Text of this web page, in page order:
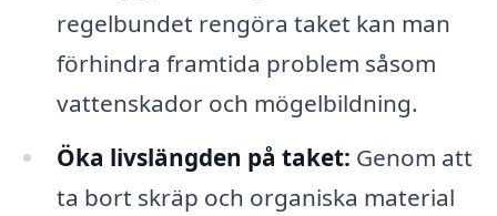
regelbundet rengöra taket kan man
förhindra framtida problem såsom
vattenskador och mögelbildning.
Öka livslängden på taket: Genom att
ta bort skräp och organiska material